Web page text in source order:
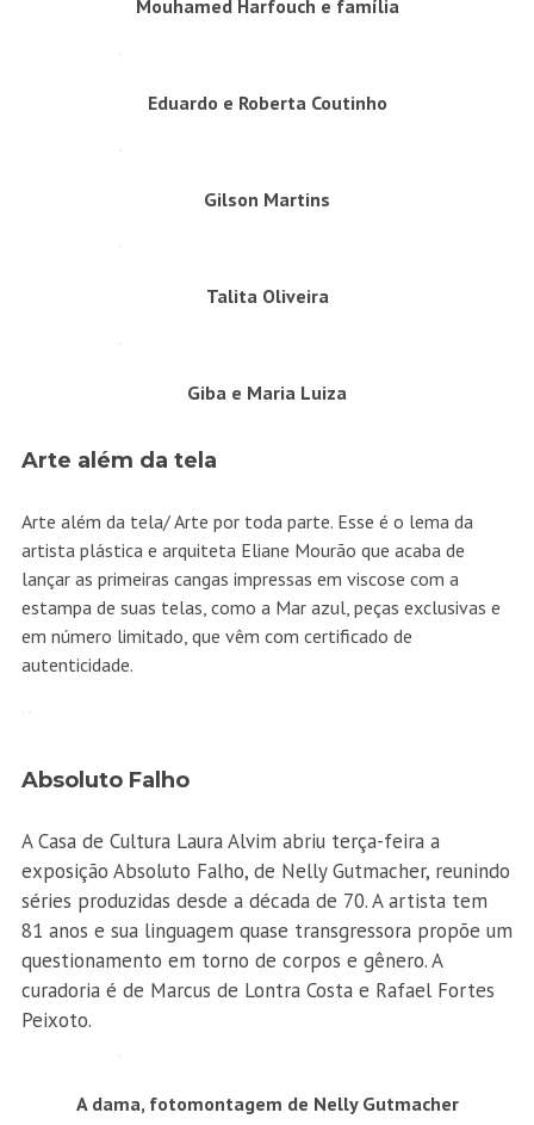
Mouhamed Harfouch e família
Eduardo e Roberta Coutinho
Gilson Martins
Talita Oliveira
Giba e Maria Luiza
Arte além da tela
Arte além da tela/ Arte por toda parte. Esse é o lema da
artista plástica e arquiteta Eliane Mourão que acaba de
lançar as primeiras cangas impressas em viscose com a
estampa de suas telas, como a Mar azul, peças exclusivas e
em número limitado, que vêm com certificado de
autenticidade.
Absoluto Falho
A Casa de Cultura Laura Alvim abriu terça-feira a
exposição Absoluto Falho, de Nelly Gutmacher, reunindo
séries produzidas desde a década de 70. A artista tem
81 anos e sua linguagem quase transgressora propõe um
questionamento em torno de corpos e gênero. A
curadoria é de Marcus de Lontra Costa e Rafael Fortes
Peixoto.
A dama, fotomontagem de Nelly Gutmacher